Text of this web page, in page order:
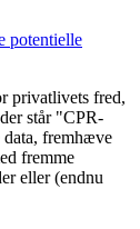
potentielle
privatlivets fred,
står "CPR-
fremhæve
fremme
eller (endnu